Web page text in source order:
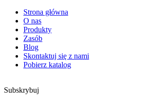
Strona główna
O nas
Produkty
Zasób
Blog
Skontaktuj się z nami
Pobierz katalog
Subskrybuj